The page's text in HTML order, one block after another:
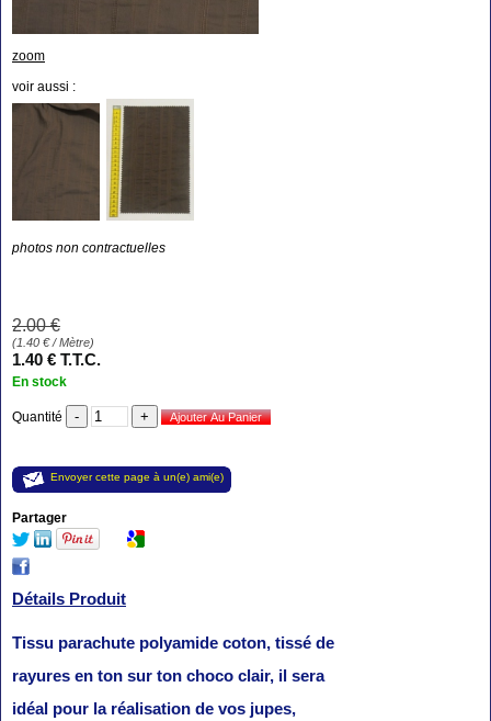
zoom
voir aussi :
photos non contractuelles
2.00 €
(1.40 €/ Mètre)
1.40 € T.T.C.
En stock
Quantité
Envoyer cette page à un(e) ami(e)
Partager
Détails Produit
Tissu parachute polyamide coton, tissé de
rayures en ton sur ton choco clair, il sera
idéal pour la réalisation de vos jupes,